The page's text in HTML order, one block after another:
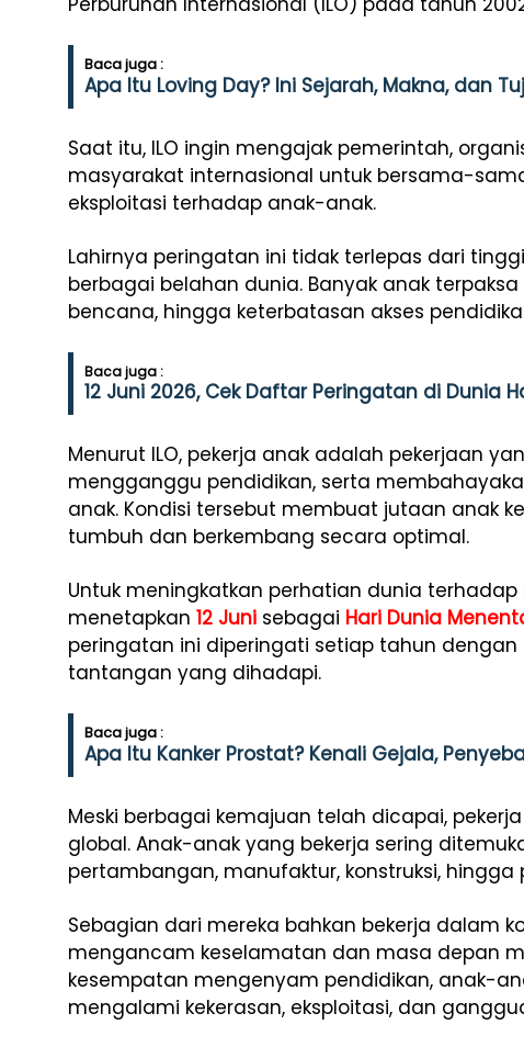
Baca juga :
Apa Itu Loving Day? Ini Sejarah, Makna, dan
Saat itu, ILO ingin mengajak pemerintah,
masyarakat internasional untuk bersama-
eksploitasi terhadap anak-anak.
Lahirnya peringatan ini tidak terlepas dari
berbagai belahan dunia. Banyak anak terpaksa
bencana, hingga keterbatasan akses
Baca juga :
12 Juni 2026, Cek Daftar Peringatan di Dunia
Menurut ILO, pekerja anak adalah pekerjaan
mengganggu pendidikan, serta
anak. Kondisi tersebut membuat jutaan anak
tumbuh dan berkembang secara optimal.
Untuk meningkatkan perhatian dunia terhadap
menetapkan 12 Juni sebagai Hari Dunia
peringatan ini diperingati setiap tahun
tantangan yang dihadapi.
Baca juga :
Apa Itu Kanker Prostat? Kenali Gejala,
Meski berbagai kemajuan telah dicapai,
global. Anak-anak yang bekerja sering
pertambangan, manufaktur, konstruksi,
Sebagian dari mereka bahkan bekerja dalam
mengancam keselamatan dan masa depan
kesempatan mengenyam pendidikan, anak-
mengalami kekerasan, eksploitasi, dan